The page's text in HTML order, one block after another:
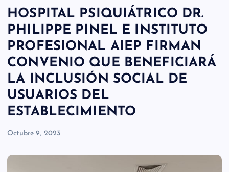
HOSPITAL PSIQUIÁTRICO DR.
PHILIPPE PINEL E INSTITUTO
PROFESIONAL AIEP FIRMAN
CONVENIO QUE BENEFICIARÁ
LA INCLUSIÓN SOCIAL DE
USUARIOS DEL
ESTABLECIMIENTO
Octubre 9, 2023